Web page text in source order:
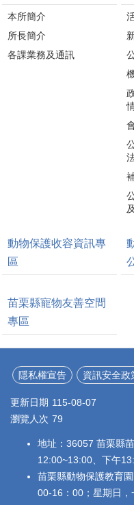
本所簡介
所長簡介
各課業務及通訊
動物保護收容資訊專
區
苗栗縣寵物友善空間
專區
隱私權宣告 資訊安全政
更新日期 115-08-07
瀏覽人次 79
地址：36057 苗栗縣
12:00~13:00、下午
苗栗縣動物保護教育
00-16：00；星期日